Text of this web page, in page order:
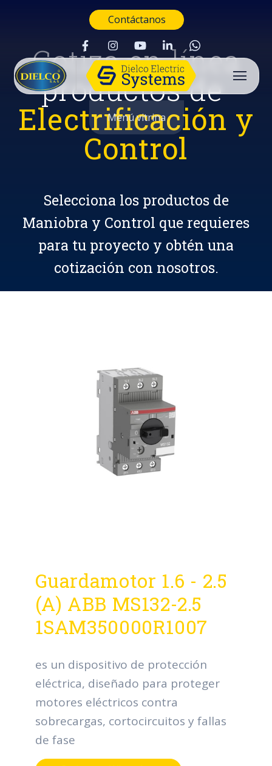
Contáctanos
Buscar
Menú vitrina
Cotiza en línea
productos de
Electrificación y
Control
Selecciona los productos de
Maniobra y Control que requieres
para tu proyecto y obtén una
cotización con nosotros.
Guardamotor 1.6 - 2.5
(A) ABB MS132-2.5
1SAM350000R1007
es un dispositivo de protección
eléctrica, diseñado para proteger
motores eléctricos contra
sobrecargas, cortocircuitos y fallas
de fase